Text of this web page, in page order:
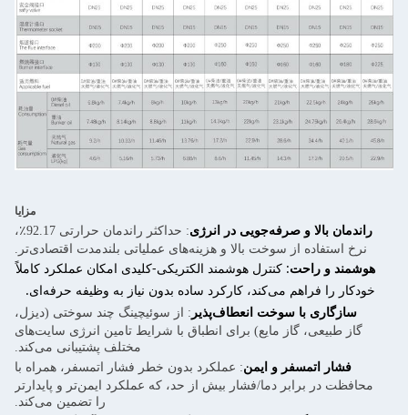
مزایا
راندمان بالا و صرفه‌جویی در انرژی
: حداکثر راندمان حرارتی 92.17٪،
نرخ استفاده از سوخت بالا و هزینه‌های عملیاتی بلندمدت اقتصادی‌تر.
هوشمند و راحت: کنترل هوشمند الکتریکی-کلیدی امکان عملکرد کاملاً
خودکار را فراهم می‌کند، کارکرد ساده بدون نیاز به وظیفه حرفه‌ای.
سازگاری با سوخت انعطاف‌پذیر : از سوئیچینگ چند سوختی (دیزل،
گاز طبیعی، گاز مایع) برای انطباق با شرایط تامین انرژی سایت‌های
مختلف پشتیبانی می‌کند.
فشار اتمسفر و ایمن: عملکرد بدون خطر فشار اتمسفر، همراه با
محافظت در برابر دما/فشار بیش از حد، که عملکرد ایمن‌تر و پایدارتر
را تضمین می‌کند.